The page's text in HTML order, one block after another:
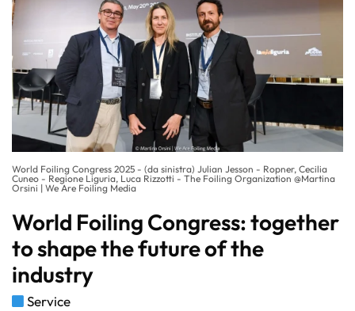
World Foiling Congress 2025 - (da sinistra) Julian Jesson - Ropner, Cecilia
Cuneo - Regione Liguria, Luca Rizzotti - The Foiling Organization @Martina
Orsini | We Are Foiling Media
World Foiling Congress: together
to shape the future of the
industry
Service